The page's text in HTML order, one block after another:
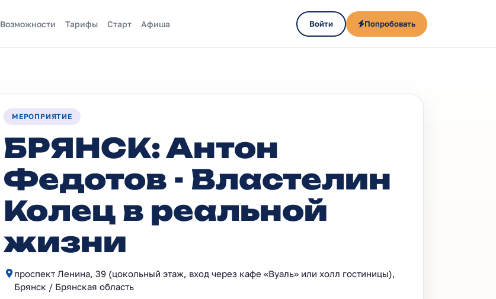
Возможности Тарифы Старт Афиша Войти Попробовать
МЕРОПРИЯТИЕ
БРЯНСК: Антон
Федотов - Властелин
Колец в реальной
жизни
проспект Ленина, 39 (цокольный этаж, вход через кафе «Вуаль» или холл гостиницы),
Брянск / Брянская область